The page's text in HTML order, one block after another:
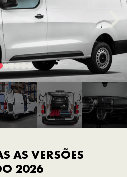
AS VERSÕES
2026